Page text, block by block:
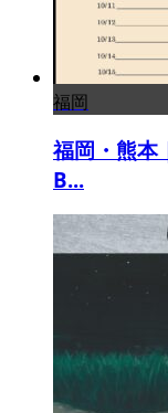
福岡
福岡・熊本
B...